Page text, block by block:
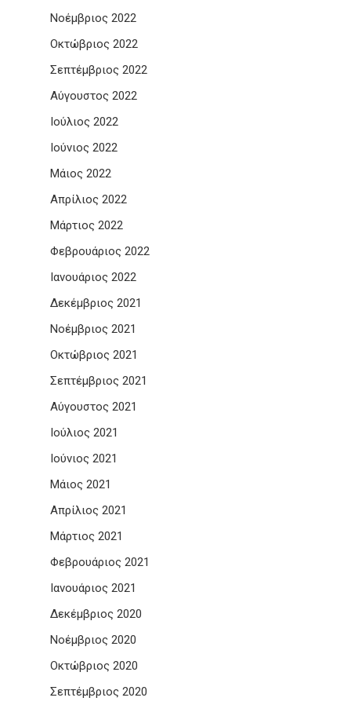
Νοέμβριος 2022
Οκτώβριος 2022
Σεπτέμβριος 2022
Αύγουστος 2022
Ιούλιος 2022
Ιούνιος 2022
Μάιος 2022
Απρίλιος 2022
Μάρτιος 2022
Φεβρουάριος 2022
Ιανουάριος 2022
Δεκέμβριος 2021
Νοέμβριος 2021
Οκτώβριος 2021
Σεπτέμβριος 2021
Αύγουστος 2021
Ιούλιος 2021
Ιούνιος 2021
Μάιος 2021
Απρίλιος 2021
Μάρτιος 2021
Φεβρουάριος 2021
Ιανουάριος 2021
Δεκέμβριος 2020
Νοέμβριος 2020
Οκτώβριος 2020
Σεπτέμβριος 2020